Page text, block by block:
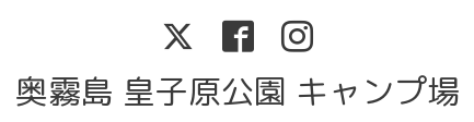
奥霧島 皇子原公園 キャンプ場